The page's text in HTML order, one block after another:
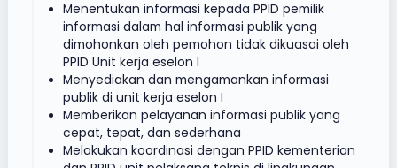
Menentukan informasi kepada PPID pemilik
informasi dalam hal informasi publik yang
dimohonkan oleh pemohon tidak dikuasai oleh
PPID Unit kerja eselon I
Menyediakan dan mengamankan informasi
publik di unit kerja eselon I
Memberikan pelayanan informasi publik yang
cepat, tepat, dan sederhana
Melakukan koordinasi dengan PPID kementerian